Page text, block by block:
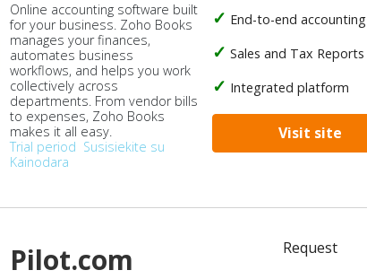
Online accounting software built
for your business. Zoho Books
manages your finances,
automates business
workflows, and helps you work
collectively across
departments. From vendor bills
to expenses, Zoho Books
makes it all easy.
Trial period Susisiekite su
Kainodara
End-to-end accounting
Sales and Tax Reports
Integrated platform
Visit site
Pilot.com Request